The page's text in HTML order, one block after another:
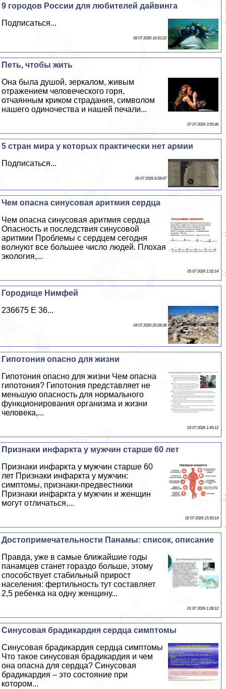
9 городов России для любителей дайвинга
Подписаться...
08 07 2026 16:53:22
Петь, чтобы жить
Она была душой, зеркалом, живым
отражением человеческого горя,
отчаянным криком страдания, символом
нашего одиночества и нашей печали...
07 07 2026 3:55:46
5 стран мира у которых пpaктически нет армии
Подписаться...
06 07 2026 6:58:47
Чем опасна синусовая аритмия сердца
Чем опасна синусовая аритмия сердца
Опасность и последствия синусовой
аритмии Проблемы с сердцем сегодня
волнуют все большее число людей. Плохая
экология,...
05 07 2026 1:52:14
Городище Нимфей
236675 E 36...
04 07 2026 20:28:38
Гипотония опасно для жизни
Гипотония опасно для жизни Чем опасна
гипотония? Гипотония представляет не
меньшую опасность для нормального
функционирования организма и жизни
человека,...
03 07 2026 1:45:12
Признаки инфаркта у мужчин старше 60 лет
Признаки инфаркта у мужчин старше 60
лет Признаки инфаркта у мужчин:
симптомы, признаки-предвестники
Признаки инфаркта у мужчин и женщин
могут отличаться,...
02 07 2026 15:50:14
Достопримечательности Панамы: список, описание
Правда, уже в самые ближайшие годы
панамцев станет гораздо больше, этому
способствует стабильный прирост
населения: фертильность тут составляет
2,5 ребенка на одну женщину...
01 07 2026 1:28:12
Синусовая брадикардия сердца симптомы
Синусовая брадикардия сердца симптомы
Что такое синусовая брадикардия и чем
она опасна для сердца? Синусовая
брадикардия – это состояние при
котором...